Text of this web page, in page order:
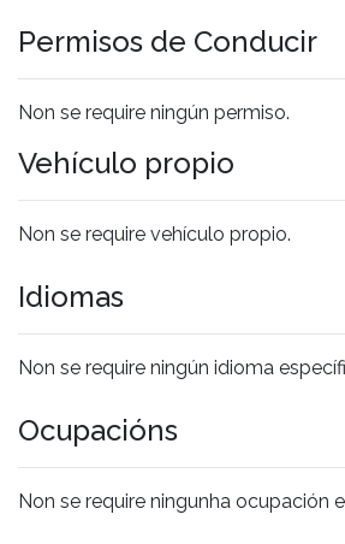
Permisos de Conducir
Non se require ningún permiso.
Vehículo propio
Non se require vehículo propio.
Idiomas
Non se require ningún idioma
Ocupacións
Non se require ningunha ocupación